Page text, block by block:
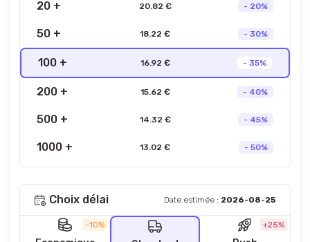
20 + 20.82 € - 20%
50 + 18.22 € - 30%
100 + 16.92 € - 35%
200 + 15.62 € - 40%
500 + 14.32 € - 45%
1000 + 13.02 € - 50%
Choix délai Date estimée : 2026-08-25
-10% +25%